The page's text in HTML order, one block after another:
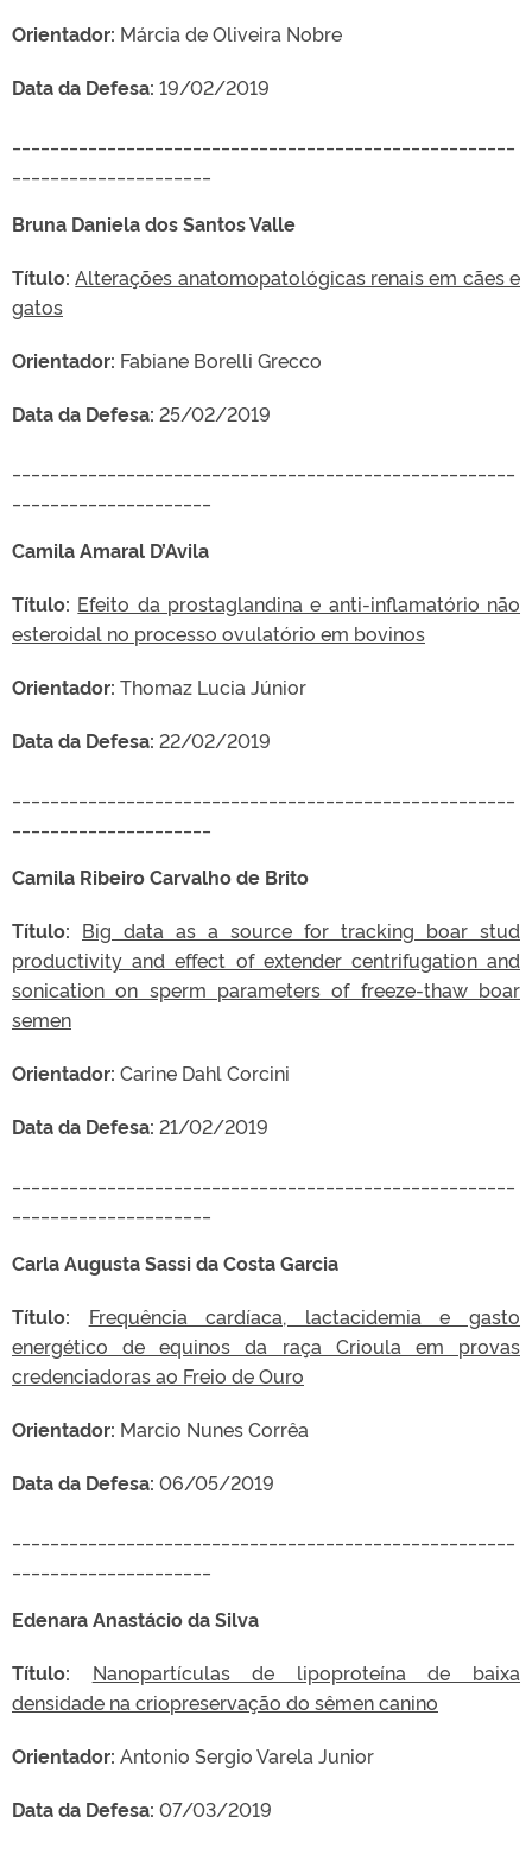
Orientador: Márcia de Oliveira Nobre
Data da Defesa: 19/02/2019
Bruna Daniela dos Santos Valle
Título:Alterações anatomopatológicas renais em cães e
gatos
Orientador: Fabiane Borelli Grecco
Data da Defesa: 25/02/2019
Camila Amaral D’Avila
Título: Efeito da prostaglandina e anti-inflamatório não
esteroidal no processo ovulatório em bovinos
Orientador: Thomaz Lucia Júnior
Data da Defesa: 22/02/2019
Camila Ribeiro Carvalho de Brito
Título: Big data as a source for tracking boar stud
productivity and effect of extender centrifugation and
sonication on sperm parameters of freeze-thaw boar
semen
Orientador: Carine Dahl Corcini
Data da Defesa: 21/02/2019
Carla Augusta Sassi da Costa Garcia
Título: Frequência cardíaca, lactacidemia e gasto
energético de equinos da raça Crioula em provas
credenciadoras ao Freio de Ouro
Orientador: Marcio Nunes Corrêa
Data da Defesa: 06/05/2019
Edenara Anastácio da Silva
Título: Nanopartículas de lipoproteína de baixa
densidade na criopreservação do sêmen canino
Orientador: Antonio Sergio Varela Junior
Data da Defesa: 07/03/2019